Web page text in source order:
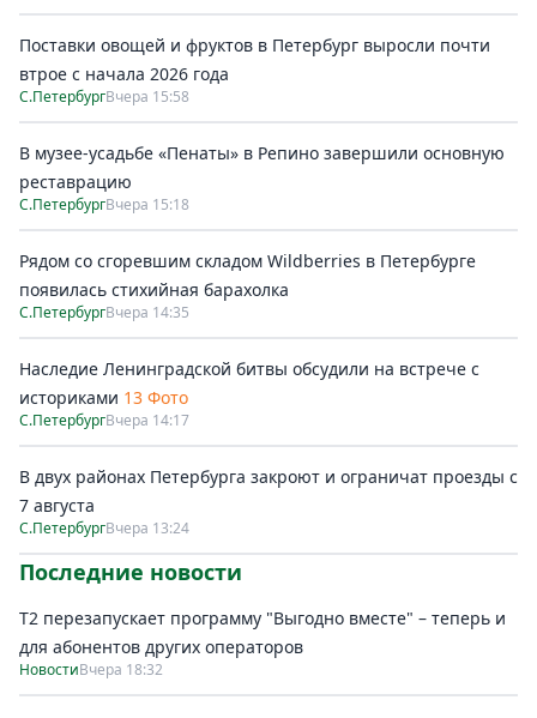
Поставки овощей и фруктов в Петербург выросли почти
втрое с начала 2026 года
С.ПетербургВчера 15:58
В музее-усадьбе «Пенаты» в Репино завершили основную
реставрацию
С.ПетербургВчера 15:18
Рядом со сгоревшим складом Wildberries в Петербурге
появилась стихийная барахолка
С.ПетербургВчера 14:35
Наследие Ленинградской битвы обсудили на встрече с
историками 13 Фото
С.ПетербургВчера 14:17
В двух районах Петербурга закроют и ограничат проезды с
7 августа
С.ПетербургВчера 13:24
Последние новости
Т2 перезапускает программу "Выгодно вместе" – теперь и
для абонентов других операторов
НовостиВчера 18:32